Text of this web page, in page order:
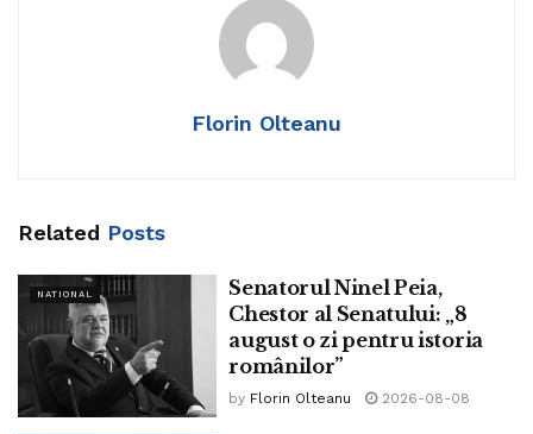
La 10 martie 1920, Biserica Ortodoxă Română a decis ca
Ziua Eroilor să fie celebrată o dată cu Ziua Înălțării
În perioada 1948-2001, Ziua Eroilor s-a celebrat pe 25
Majestății Sale, Regelui Mihai I, comandantul suprem al
Armatei în 1944.
Florin Olteanu
Related Posts
NATIONAL
Senatorul Ninel Peia,
Chestor al Senatului: „8
august o zi pentru istoria
românilor”
by Florin Olteanu 2026-08-08